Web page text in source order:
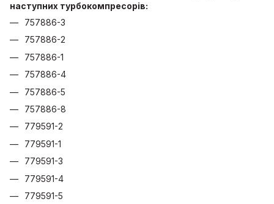
наступних турбокомпресорів:
757886-3
757886-2
757886-1
757886-4
757886-5
757886-8
779591-2
779591-1
779591-3
779591-4
779591-5